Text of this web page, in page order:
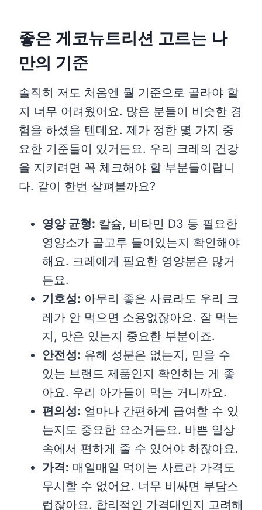
좋은 게코뉴트리션 고르는 나
만의 기준
솔직히 저도 처음엔 뭘 기준으로 골라야 할
지 너무 어려웠어요. 많은 분들이 비슷한 경
험을 하셨을 텐데요. 제가 정한 몇 가지 중
요한 기준들이 있거든요. 우리 크레의 건강
을 지키려면 꼭 체크해야 할 부분들이랍니
다. 같이 한번 살펴볼까요?
영양 균형: 칼슘, 비타민 D3 등 필요한
영양소가 골고루 들어있는지 확인해야
해요. 크레에게 필요한 영양분은 많거
든요.
기호성: 아무리 좋은 사료라도 우리 크
레가 안 먹으면 소용없잖아요. 잘 먹는
지, 맛은 있는지 중요한 부분이죠.
안전성: 유해 성분은 없는지, 믿을 수
있는 브랜드 제품인지 확인하는 게 좋
아요. 우리 아가들이 먹는 거니까요.
편의성: 얼마나 간편하게 급여할 수 있
는지도 중요한 요소거든요. 바쁜 일상
속에서 편하게 줄 수 있어야 하잖아요.
가격: 매일매일 먹이는 사료라 가격도
무시할 수 없어요. 너무 비싸면 부담스
럽잖아요. 합리적인 가격대인지 고려해